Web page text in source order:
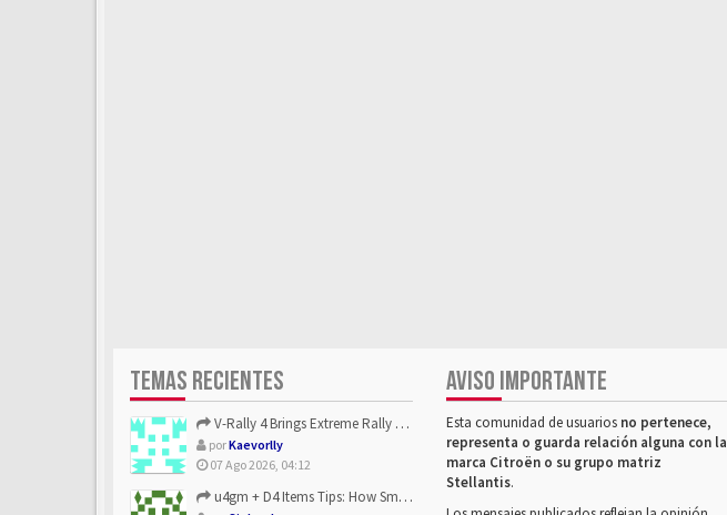
TEMAS RECIENTES
V-Rally 4 Brings Extreme Rally Racing With Challenging Track...
porKaevorlly
07 Ago 2026, 04:12
u4gm + D4 Items Tips: How Smart Players Optimize Gear, Build...
AVISO IMPORTANTE
Esta comunidad de usuarios no pertenece,
representa o guarda relación alguna con la
marca Citroën o su grupo matriz
Stellantis.